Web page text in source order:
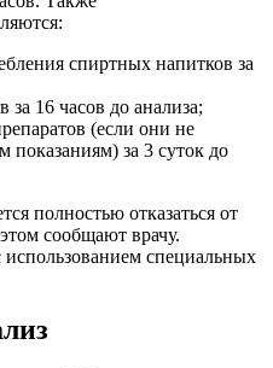
спиртных напитков за
за 16 часов до анализа;
(если они не
за 3 суток до
полностью отказаться от
сообщают врачу.
специальных